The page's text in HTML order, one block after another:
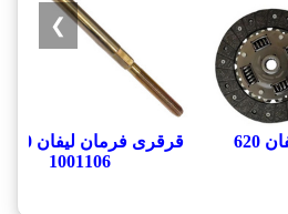
دیسک و صفحه لیفان 620
1001106
❯